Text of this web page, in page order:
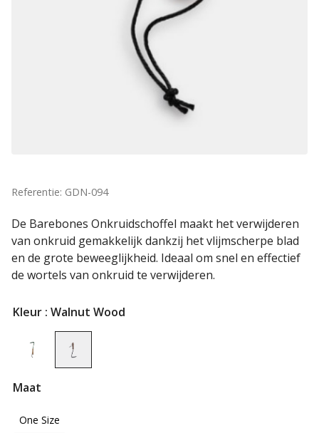
Referentie: GDN-094
De Barebones Onkruidschoffel maakt het verwijderen
van onkruid gemakkelijk dankzij het vlijmscherpe blad
en de grote beweeglijkheid. Ideaal om snel en effectief
de wortels van onkruid te verwijderen.
Kleur : Walnut Wood
Maat
One Size